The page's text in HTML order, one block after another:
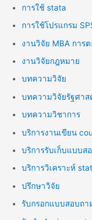
การใช้ stata
การใช้โปรแกรม
งานวิจัย MBA การ
งานวิจัยกฎหมาย
บทความวิจัย
บทความวิจัยรัฐศาส
บทความวิชาการ
บริการงานเขียน
บริการรับเก็บแบบส
บริการวิเคราะห์
ปรึกษาวิจัย
รับกรอกแบบสอบถา